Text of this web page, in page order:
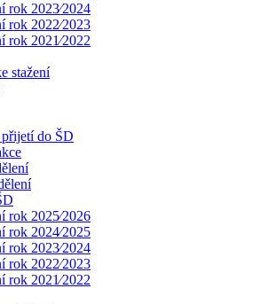
rok 2023⁄2024
rok 2022⁄2023
rok 2021⁄2022
stažení
do ŠD
rok 2025⁄2026
rok 2024⁄2025
rok 2023⁄2024
rok 2022⁄2023
rok 2021⁄2022